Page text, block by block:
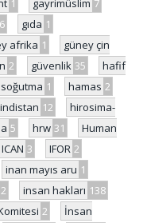
gıda 1
afrika 1
güney çin
2 güvenlik 35
hafif
1 hamas 2
12
hirosima-
5 hrw 31
Human
ICAN 3 IFOR 2
inan mayıs aru 1
2 insan hakları 138
2
İnsan